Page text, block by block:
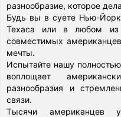
разнообразие, которое
Будь вы в суете Нью-
Техаса или в любом из
совместимых
мечты.
Испытайте нашу
воплощает
разнообразия и
связи.
Тысячи американцев